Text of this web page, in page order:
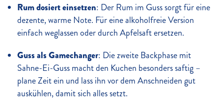
Rum dosiert einsetzen: Der Rum im Guss sorgt für eine
dezente, warme Note. Für eine alkoholfreie Version
einfach weglassen oder durch Apfelsaft ersetzen.
Guss als Gamechanger: Die zweite Backphase mit
Sahne-Ei-Guss macht den Kuchen besonders saftig –
plane Zeit ein und lass ihn vor dem Anschneiden gut
auskühlen, damit sich alles setzt.